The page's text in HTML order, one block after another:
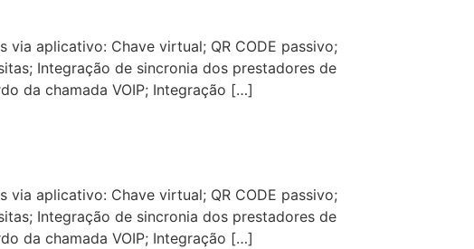
aplicativo: Chave virtual; QR CODE passivo;
Integração de sincronia dos prestadores de
da chamada VOIP; Integração […]
aplicativo: Chave virtual; QR CODE passivo;
Integração de sincronia dos prestadores de
da chamada VOIP; Integração […]